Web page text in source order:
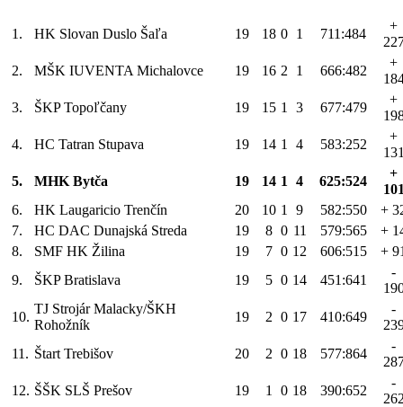
1. HK Slovan Duslo Šaľa 19 18 0 1 711:484
+
2.
MŠK IUVENTA Michalovce 19 16 2 1 666:482
+
3.
ŠKP Topoľčany 19 15 1 3 677:479
+
4.
HC Tatran Stupava 19 14 1 4 583:252
+
5.
MHK Bytča 19 14 1 4 625:524
+
6.
HK Laugaricio Trenčín 20 10 1 9 582:550
+
7.
HC DAC Dunajská Streda 19 8 0 11 579:565
+
8.
SMF HK Žilina 19 7 0 12 606:515
+
9.
ŠKP Bratislava 19 5 0 14 451:641
-
10.
TJ Strojár Malacky/ŠKH
Rohožník
19 2 0 17 410:649
-
11. Štart Trebišov 20 2 0 18 577:864
-
12. ŠŠK SLŠ Prešov 19 1 0 18 390:652
-